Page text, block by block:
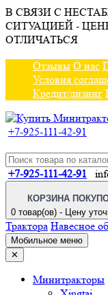
В СВЯЗИ С
СИТУАЦИЕЙ -
ОТЛИЧАТЬСЯ
Отзывы О нас
Условия
Кредит/лизинг
+7-925-111-42-91
+7-925-111-42-91
КОРЗИНА
0 товар(ов) - Цену
Трактора Навесное
Мобильное меню
✕
Минитракторы